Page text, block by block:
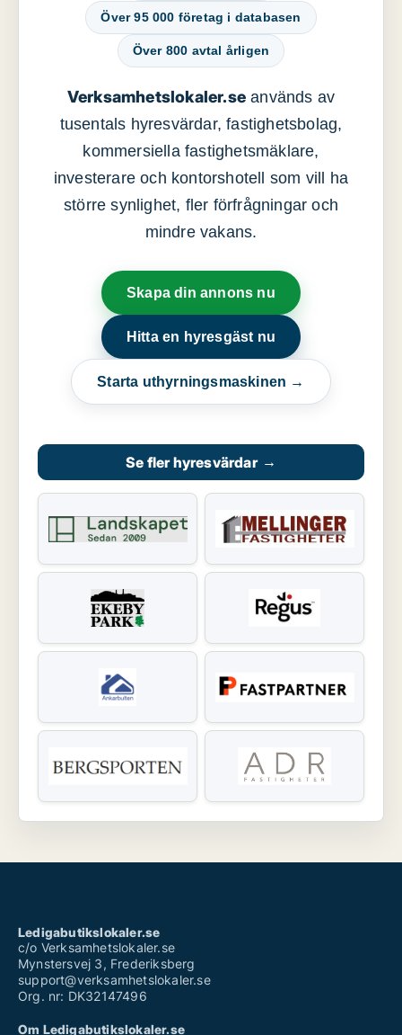
Över 95 000 företag i databasen
Över 800 avtal årligen
Verksamhetslokaler.se används av
tusentals hyresvärdar, fastighetsbolag,
kommersiella fastighetsmäklare,
investerare och kontorshotell som vill ha
större synlighet, fler förfrågningar och
mindre vakans.
Skapa din annons nu
Hitta en hyresgäst nu
Starta uthyrningsmaskinen →
Se fler hyresvärdar →
Ledigabutikslokaler.se
c/o Verksamhetslokaler.se
Mynstersvej 3, Frederiksberg
support@verksamhetslokaler.se
Org. nr: DK32147496
Om Ledigabutikslokaler.se